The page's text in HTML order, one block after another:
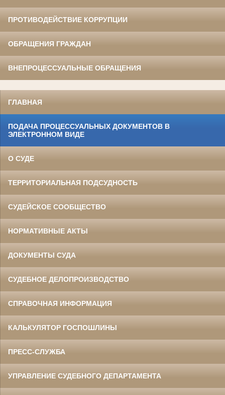
ПРОТИВОДЕЙСТВИЕ КОРРУПЦИИ
ОБРАЩЕНИЯ ГРАЖДАН
ВНЕПРОЦЕССУАЛЬНЫЕ ОБРАЩЕНИЯ
ГЛАВНАЯ
ПОДАЧА ПРОЦЕССУАЛЬНЫХ ДОКУМЕНТОВ В
ЭЛЕКТРОННОМ ВИДЕ
О СУДЕ
ТЕРРИТОРИАЛЬНАЯ ПОДСУДНОСТЬ
СУДЕЙСКОЕ СООБЩЕСТВО
НОРМАТИВНЫЕ АКТЫ
ДОКУМЕНТЫ СУДА
СУДЕБНОЕ ДЕЛОПРОИЗВОДСТВО
СПРАВОЧНАЯ ИНФОРМАЦИЯ
КАЛЬКУЛЯТОР ГОСПОШЛИНЫ
ПРЕСС-СЛУЖБА
УПРАВЛЕНИЕ СУДЕБНОГО ДЕПАРТАМЕНТА